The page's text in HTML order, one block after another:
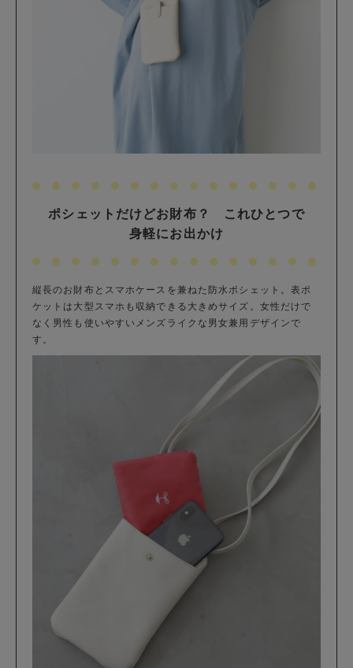
ポシェットだけどお財布？ これひとつで
身軽にお出かけ
縦長のお財布とスマホケースを兼ねた防水ポシェット。表ポ
ケットは大型スマホも収納できる大きめサイズ。女性だけで
なく男性も使いやすいメンズライクな男女兼用デザインで
す。